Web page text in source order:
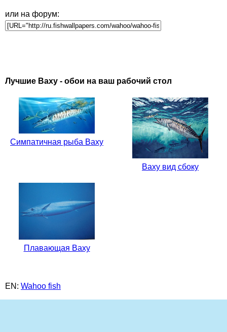
или на форум:
Лучшие Ваху - обои на ваш рабочий стол
Симпатичная рыба Ваху
Ваху вид сбоку
Плавающая Ваху
EN: Wahoo fish